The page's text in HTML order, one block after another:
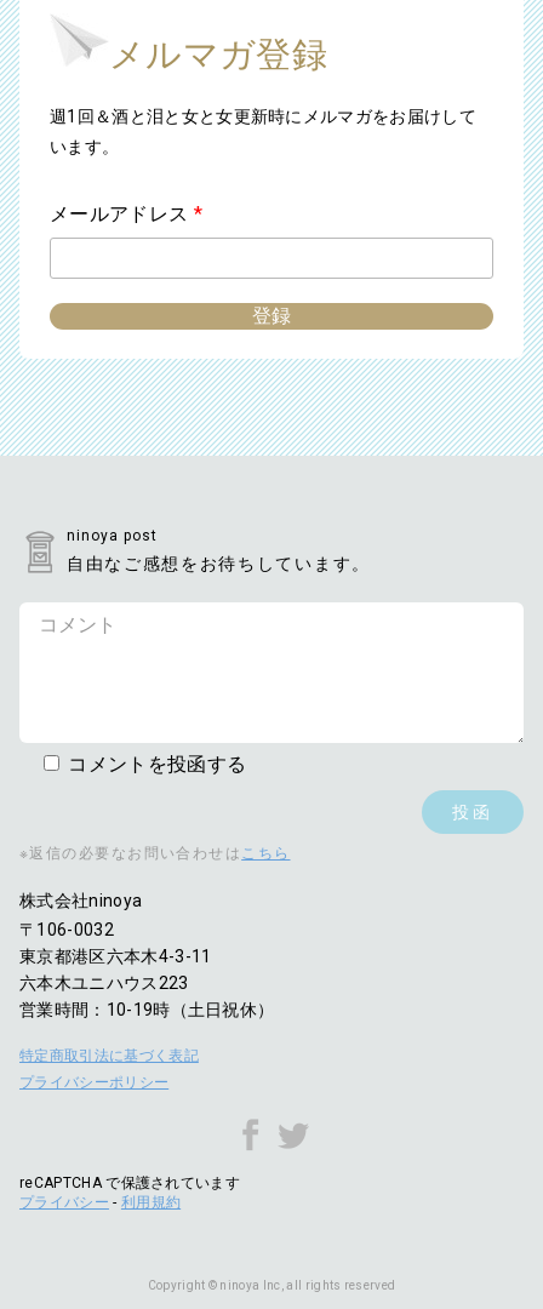
メルマガ登録
週1回＆酒と泪と女と女更新時にメルマガをお届けして
います。
メールアドレス *
ninoya post
自由なご感想をお待ちしています。
コメントを投函する
※返信の必要なお問い合わせは こちら
株式会社ninoya
〒106-0032
東京都港区六本木4-3-11
六本木ユニハウス223
営業時間：10-19時（土日祝休）
特定商取引法に基づく表記
プライバシーポリシー
reCAPTCHA で保護されています
プライバシー - 利用規約
Copyright © ninoya Inc, all rights reserved